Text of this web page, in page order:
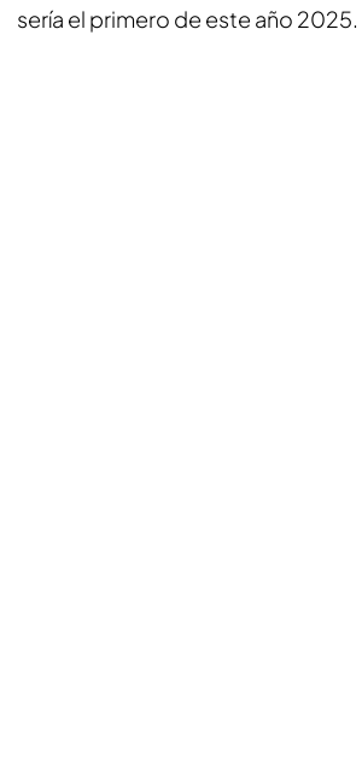
sería el primero de este año 2025.